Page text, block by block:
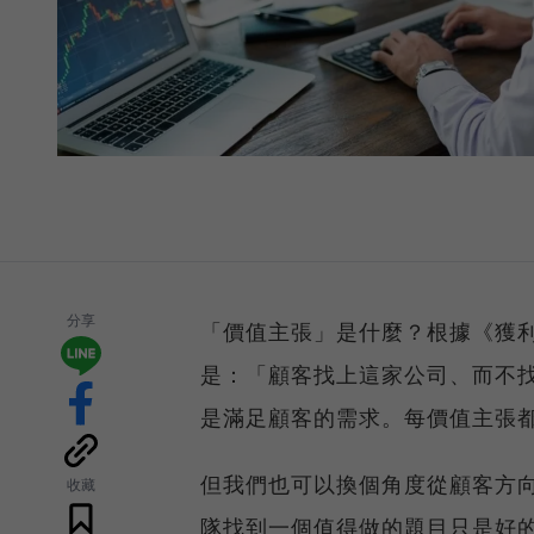
分享
收藏
「價值主張」是什麼？根據《
是：「顧客找上這家公司、而不
是滿足顧客的需求。每價值主張
但我們也可以換個角度從顧客方
隊找到一個值得做的題目只是好